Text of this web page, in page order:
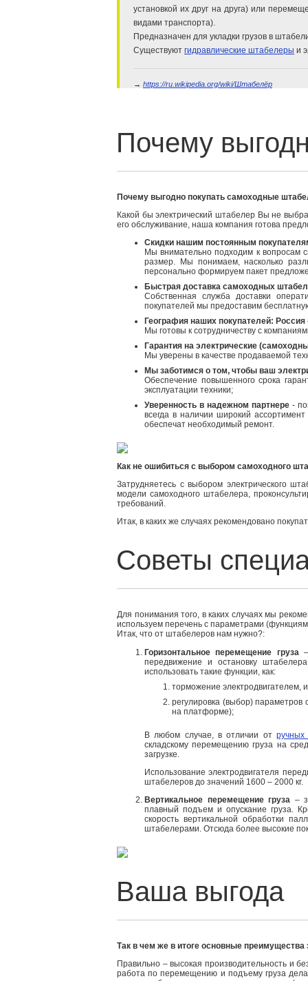
установкой их друг на друга) или
видами транспорта).
Предназначен для укладки грузов в
Существуют гидравлические штабелеры и
→ https://ru.wikipedia.org/wiki/Штабелёр
Почему выгодно покупать самоходные
Какой бы электрический штабелер Вы не
его обслуживание, наша компания готова
Скидки нашим постоянным
Мы внимательно подходим к вопросам
размер. Мы понимаем, насколько
персонально формируем пакет
Быстрая доставка самоходных
Собственная служба доставки
покупателей мы предоставим
География наших покупателей:
Мы готовы к сотрудничеству с
Гарантия на электрические
Мы уверены в качестве продаваемой
Мы заботимся о том, чтобы ваш
Обеспечение повышенного срока
эксплуатации техники;
Уверенность в надежном партнере-
всегда в наличии широкий
обеспечат необходимый ремонт.
Как не ошибиться с выбором самоходного
Затрудняетесь с выбором электрического
модели самоходного штабелера,
требований.
Итак, в каких же случаях рекомендовано
Для понимания того, в каких случаях мы
используем перечень с параметрами
Итак, что от штабелеров нам нужно?:
Горизонтальное перемещение груза
передвижение и остановку
использовать такие функции, как:
торможение электродвигателем,
регулировка (выбор)
на платформе);
В любом случае, в отличии от ручных
складскому перемещению груза на
загрузке.
Использование электродвигателя
штабелеров до значений 1600 – 2000 кг.
Вертикальное перемещение груза –
плавный подъем и опускание груза.
скорость вертикальной обработки
штабелерами. Отсюда более высокие
Так в чем же в итоге основные
Правильно – высокая производительность и
работа по перемещению и подъему груза